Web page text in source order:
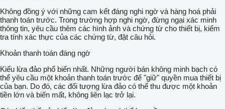
Không đồng ý với những cam kết đáng nghi ngờ và hàng hoá phải
thanh toán trước. Trong trường hợp nghi ngờ, đừng ngại xác minh
thông tin, yêu cầu thêm các hình ảnh và chứng từ cho thiết bị, kiểm
tra tính xác thực của các chứng từ, đặt câu hỏi.
Khoản thanh toán đáng ngờ
Kiểu lừa đảo phổ biến nhất. Những người bán không minh bạch có
thể yêu cầu một khoản thanh toán trước để "giữ" quyền mua thiết bị
của bạn. Do đó, các đối tượng lừa đảo có thể thu được một khoản
tiền lớn và biến mất, không liên lạc trở lại.